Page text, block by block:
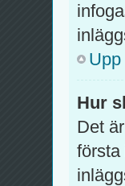
Upp
Hur
Det
första